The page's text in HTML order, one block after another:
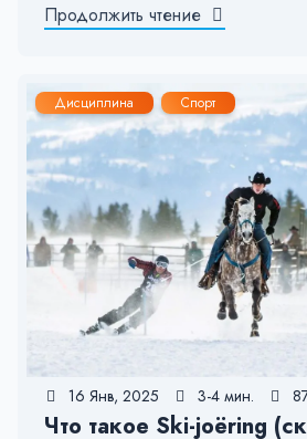
Продолжить чтение
Дисциплина Спорт
16 Янв, 2025 3-4 мин.
Что такое Ski-joëring